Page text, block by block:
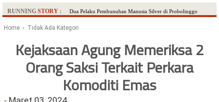
RUNNING STORY : Dua Pelaku Pembunuhan Manusia Silver di Probolinggo
Literasi Melalui LASKAR JODA, Usung Filosofi Gelar Sehelai
Ambulance Dari Berbagai Daerah Padati Kota Wisata Batu
Hadirkan Tujuh Sapta Pesona Wisata di Amfiteater, Mikutopia
Home › Tidak Ada Kategori
Kejaksaan Agung Memeriksa 2
Orang Saksi Terkait Perkara
Komoditi Emas